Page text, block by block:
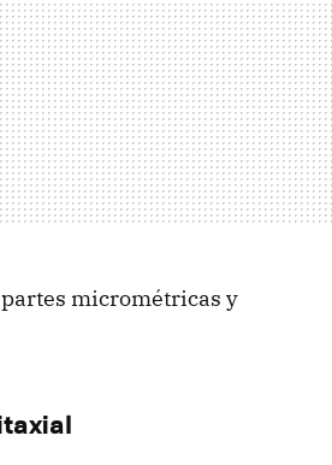
micrométricas y